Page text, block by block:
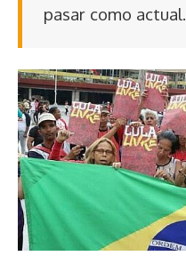
pasar como actual.